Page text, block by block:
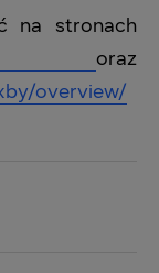
na stronach
oraz
overview/